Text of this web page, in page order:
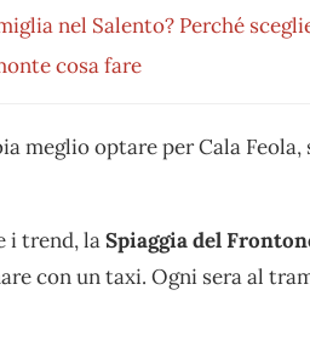
nel Salento? Perché
cosa fare
meglio optare per Cala
i trend, laSpiaggia del
con un taxi. Ogni sera al